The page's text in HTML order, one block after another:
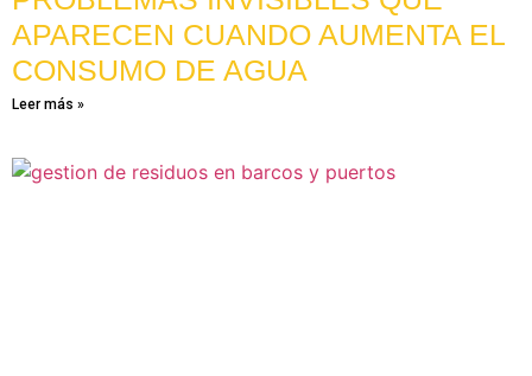
APARECEN CUANDO AUMENTA EL
CONSUMO DE AGUA
Leer más »